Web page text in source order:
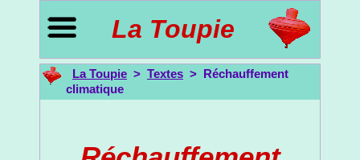
La Toupie
La Toupie > Textes > Réchauffement
climatique